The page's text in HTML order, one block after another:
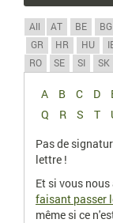
All AT BE BG
GR
HR HU
RO
SE SI SK
A B C D
Q
R S T
Pas de
lettre !
Et si vous
faisant passer
même si ce